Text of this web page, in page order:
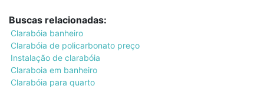
Buscas relacionadas:
Clarabóia banheiro
Clarabóia de policarbonato preço
Instalação de clarabóia
Claraboia em banheiro
Clarabóia para quarto